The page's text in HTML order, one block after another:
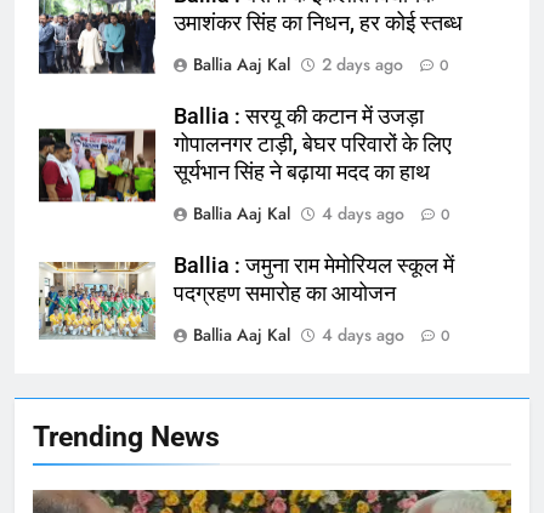
Trending News
164
चिकित्सक, किया प्रदर्शन
NATIONAL बलिया
165
Ballia : बलिया बलिदान दिवस के मौके पर
NATIONAL बलिया
166
फांसी लगाकर दी जान
NATIONAL
167
उमाशंकर सिंह का निधन, हर कोई स्तब्ध
Ballia Aaj Kal
2 days ago 0
Ballia : सरयू की कटान में उजड़ा
गोपालनगर टाड़ी, बेघर परिवारों के लिए
सूर्यभान सिंह ने बढ़ाया मदद का हाथ
Ballia Aaj Kal
4 days ago 0
Ballia : जमुना राम मेमोरियल स्कूल में
पदग्रहण समारोह का आयोजन
Ballia Aaj Kal
4 days ago 0